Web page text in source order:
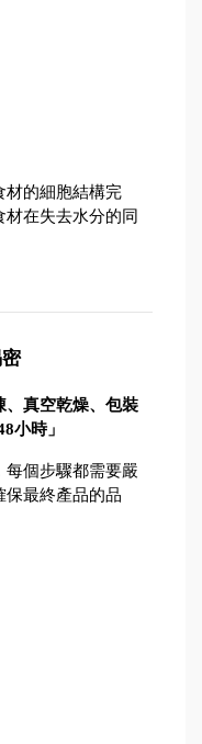
材的細胞結構完
在失去水分的同
、真空乾燥、包裝
小時」
每個步驟都需要嚴
保最終產品的品